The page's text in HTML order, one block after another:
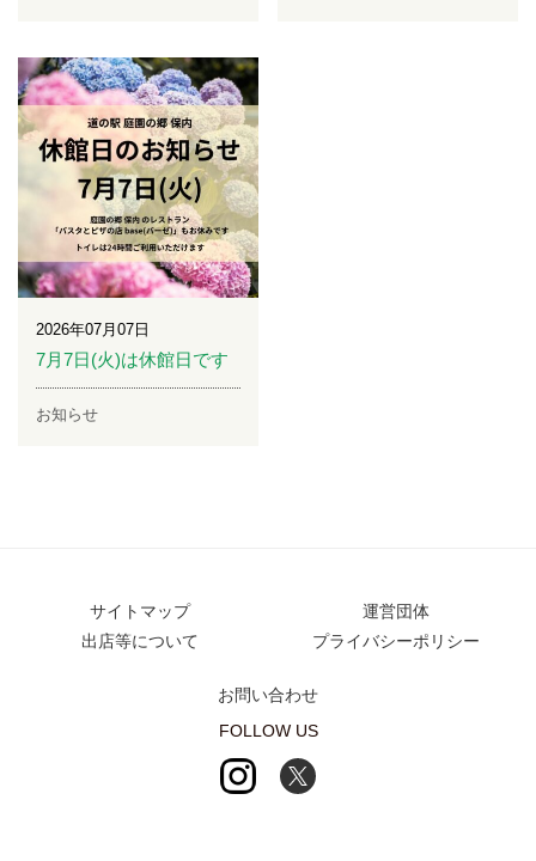
2026年07月07日
7月7日(火)は休館日です
お知らせ
サイトマップ
運営団体
出店等について
プライバシーポリシー
お問い合わせ
FOLLOW US